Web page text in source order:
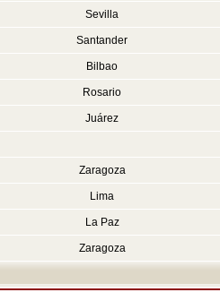
Sevilla
Santander
Bilbao
Rosario
Juárez
Zaragoza
Lima
La Paz
Zaragoza